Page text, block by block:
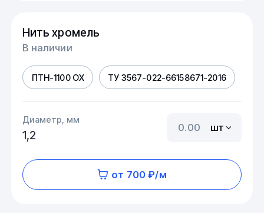
Нить хромель
В наличии
ПТН-1100 ОХ ТУ 3567-022-66158671-2016
Диаметр, мм
1,2
шт
от 700 ₽/м